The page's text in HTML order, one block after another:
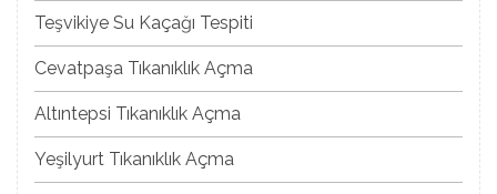
Teşvikiye Su Kaçağı Tespiti
Cevatpaşa Tıkanıklık Açma
Altıntepsi Tıkanıklık Açma
Yeşilyurt Tıkanıklık Açma